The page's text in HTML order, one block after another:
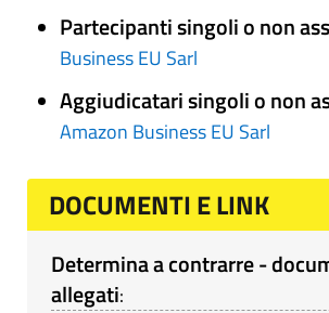
Partecipanti singoli o non
Business EU Sarl
Aggiudicatari singoli o non
Amazon Business EU Sarl
DOCUMENTI E LINK
Determina a contrarre -
allegati: